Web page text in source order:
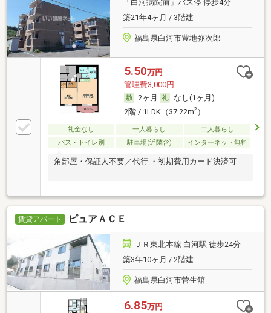
「白河病院前」バス停 停歩4分
築21年4ヶ月 / 3階建
福島県白河市豊地弥次郎
5.50万円
管理費3,000円
2ヶ月
なし(1ヶ月)
2階 / 1LDK（37.22m2）
礼金なし 一人暮らし
二人暮らし
バス・トイレ別
駐車場(近隣含) インターネット無料
角部屋・保証人不要／代行 ・初期費用カード決済可
賃貸アパート ピュアＡＣＥ
ＪＲ東北本線 白河駅 徒歩24分
築3年10ヶ月 / 2階建
福島県白河市菅生舘
6.85万円